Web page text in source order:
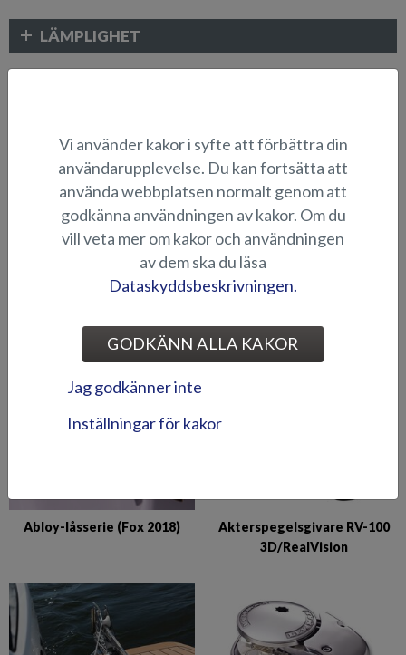
LÄMPLIGHET
Abloy-lås till
BR 2019-)
Abloy-låssats (Puma BRz)
Abloy-låsserie (Fox 2018)
Akterspegelsgivare RV-100
3D/RealVision
Vi använder kakor i syfte att förbättra din
användarupplevelse. Du kan fortsätta att
använda webbplatsen normalt genom att
godkänna användningen av kakor. Om du
vill veta mer om kakor och användningen
av dem ska du läsa
Dataskyddsbeskrivningen.
GODKÄNN ALLA KAKOR
Jag godkänner inte
Inställningar för kakor